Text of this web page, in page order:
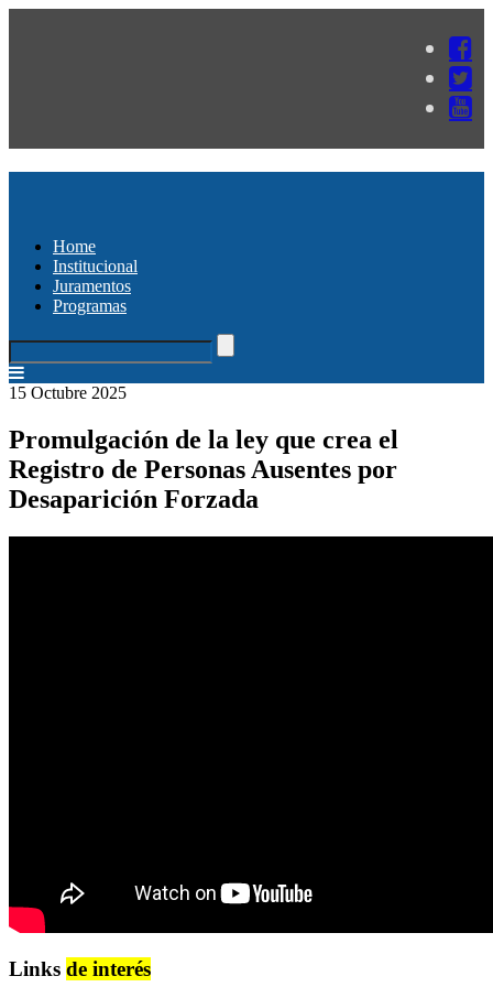
Home
Institucional
Juramentos
Programas
15 Octubre 2025
Promulgación de la ley que crea el
Registro de Personas Ausentes por
Desaparición Forzada
Links de interés